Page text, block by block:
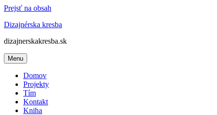
Prejsť na obsah
Dizajnérska kresba
dizajnerskakresba.sk
Menu
Domov
Projekty
Tím
Kontakt
Kniha